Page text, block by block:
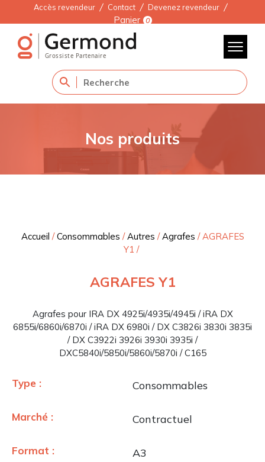
Accès revendeur Contact Devenez revendeur
Panier 0
Nos produits
Accueil /Consommables /Autres /Agrafes /AGRAFES
Y1 /
AGRAFES Y1
Agrafes pour IRA DX 4925i/4935i/4945i / iRA DX
6855i/6860i/6870i / iRA DX 6980i / DX C3826i 3830i 3835i
/ DX C3922i 3926i 3930i 3935i /
DXC5840i/5850i/5860i/5870i / C165
Type : Consommables
Marché : Contractuel
Format : A3